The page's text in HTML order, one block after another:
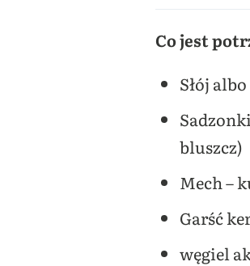
Co jest
Słój
bluszcz)
Mech –
Garść
węgiel